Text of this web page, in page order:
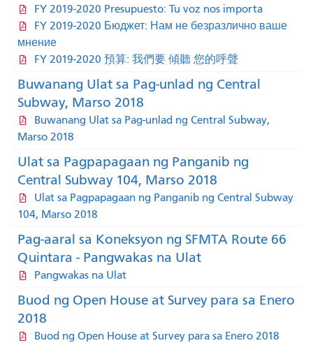
FY 2019-2020 Presupuesto: Tu voz nos importa
FY 2019-2020 Бюджет: Нам не безразлично ваше
мнение
FY 2019-2020 預算: 我們要 傾聽 您的呼聲
Buwanang Ulat sa Pag-unlad ng Central
Subway, Marso 2018
Buwanang Ulat sa Pag-unlad ng Central Subway,
Marso 2018
Ulat sa Pagpapagaan ng Panganib ng
Central Subway 104, Marso 2018
Ulat sa Pagpapagaan ng Panganib ng Central Subway
104, Marso 2018
Pag-aaral sa Koneksyon ng SFMTA Route 66
Quintara - Pangwakas na Ulat
Pangwakas na Ulat
Buod ng Open House at Survey para sa Enero
2018
Buod ng Open House at Survey para sa Enero 2018